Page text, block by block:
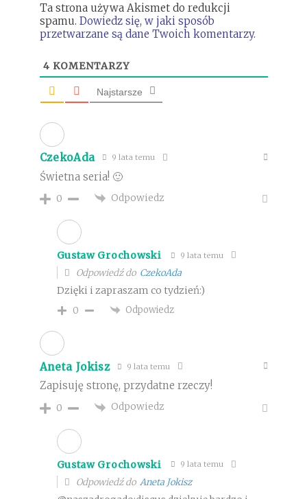
Ta strona używa Akismet do redukcji
spamu. Dowiedz się, w jaki sposób
przetwarzane są dane Twoich komentarzy.
4 KOMENTARZY
Najstarsze
CzekoAda 9 lata temu
Świetna seria! 🙂
0 Odpowiedz
Gustaw Grochowski 9 lata temu
Odpowiedź do CzekoAda
Dzięki i zapraszam co tydzień:)
0 Odpowiedz
Aneta Jokisz 9 lata temu
Zapisuję stronę, przydatne rzeczy!
0 Odpowiedz
Gustaw Grochowski 9 lata temu
Odpowiedź do Aneta Jokisz